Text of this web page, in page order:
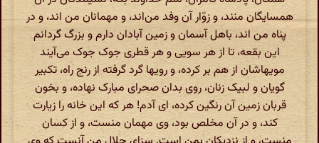
همسایگان منند، و زوّار آن وفد من‌اند، و مهمانان من اند، و در
پناه من اند، باهل آسمان و زمین آبادان دارم و بزرگ گردانم
این بقعه، تا از هر سویی و هر قطری جوک جوک می‌آیند
مویهاشان از هم بر کرده، و رویها گرد گرفته از رنج راه، تکبیر
گویان و لبیک زنان، روی بدان صحرای مبارک نهاده، و بخون
قربان زمین آن رنگین کرده، ای آدم! هر که این خانه را زیارت
کند، و در آن مخلص بود، وی مهمان منست، و از کسان